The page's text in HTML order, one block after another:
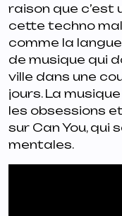
raison que c’est
cette techno
comme la
de musique qui
ville dans une
jours. La
les obsessions
sur Can You, qui
mentales.